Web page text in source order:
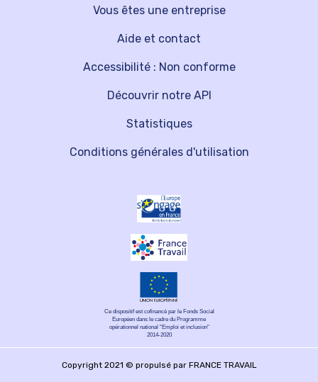
Vous êtes une entreprise
Découvrir notre API
Aide et contact
Statistiques
Accessibilité : Non conforme
Conditions générales d'utilisation
Ce dispositif est cofinancé par le Fonds Social
Européen dans le cadre du Programme
opérationnel national "Emploi et inclusion"
2014-2020
Copyright 2021 © propulsé par FRANCE TRAVAIL